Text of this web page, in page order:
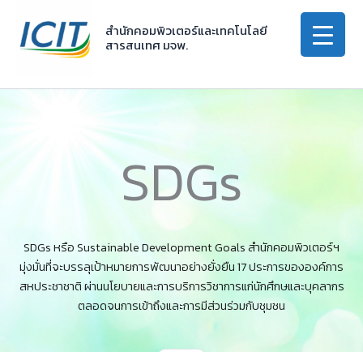
content
สำนักคอมพิวเตอร์และเทคโนโลยี
สารสนเทศ มจพ.
SDGs
SDGs หรือ Sustainable Development Goals สำนักคอมพิวเตอร์ฯ
มุ่งมั่นที่จะบรรลุเป้าหมายการพัฒนาอย่างยั่งยืน 17 ประการขององค์การ
สหประชาชาติ ผ่านนโยบายและการบริการวิชาการแก่นักศึกษและบุคลากร
ตลอดจนการเข้าถึงและการมีส่วนร่วมกับชุมชน